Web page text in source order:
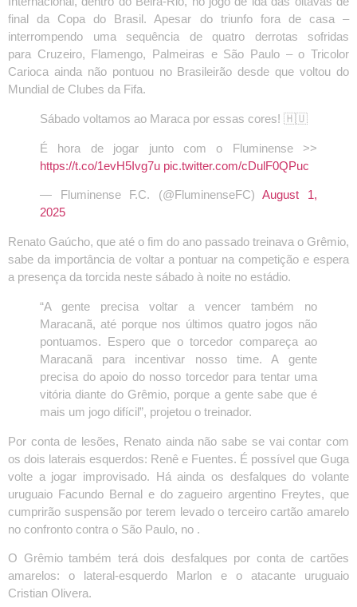
final da Copa do Brasil. Apesar do triunfo fora de casa –
interrompendo uma sequência de quatro derrotas sofridas
para Cruzeiro, Flamengo, Palmeiras e São Paulo – o Tricolor
Carioca ainda não pontuou no Brasileirão desde que voltou do
Mundial de Clubes da Fifa.
Sábado voltamos ao Maraca por essas cores! 🇭🇺
É hora de jogar junto com o Fluminense >>
https://t.co/1evH5Ivg7u pic.twitter.com/cDulF0QPuc
— Fluminense F.C. (@FluminenseFC)August 1,
2025
Renato Gaúcho, que até o fim do ano passado treinava o Grêmio,
sabe da importância de voltar a pontuar na competição e espera
a presença da torcida neste sábado à noite no estádio.
“A gente precisa voltar a vencer também no
Maracanã, até porque nos últimos quatro jogos não
pontuamos. Espero que o torcedor compareça ao
Maracanã para incentivar nosso time. A gente
precisa do apoio do nosso torcedor para tentar uma
vitória diante do Grêmio, porque a gente sabe que é
mais um jogo difícil”, projetou o treinador.
Por conta de lesões, Renato ainda não sabe se vai contar com
os dois laterais esquerdos: Renê e Fuentes. É possível que Guga
volte a jogar improvisado. Há ainda os desfalques do volante
uruguaio Facundo Bernal e do zagueiro argentino Freytes, que
cumprirão suspensão por terem levado o terceiro cartão amarelo
no confronto contra o São Paulo, no .
O Grêmio também terá dois desfalques por conta de cartões
amarelos: o lateral-esquerdo Marlon e o atacante uruguaio
Cristian Olivera.